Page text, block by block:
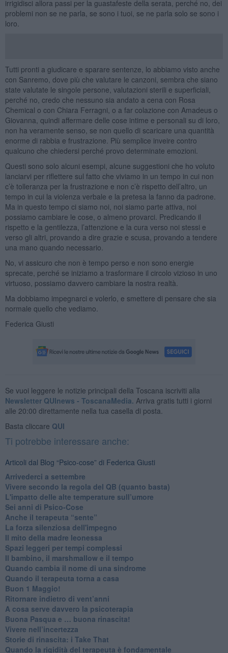
irrigidisci allora passi per la guastafeste della serata, perché no, dei
problemi non se ne parla, se sono i tuoi, se ne parla solo se sono i
loro.
Tutti pronti a giudicare e sparare sentenze, lo abbiamo visto anche
con Sanremo, dove più che valutare le canzoni, sembra che siano
state valutate le singole persone, valutazioni sterili e superficiali,
perché no, credo che nessuno sia andato a cena con Rosa
Chemical o con Chiara Ferragni, o a far colazione con Amadeus o
Giovanna, quindi affermare delle cose intime e personali su di loro,
non ha veramente senso, se non quello di scaricare una quantità
enorme di rabbia e frustrazione. Più semplice inveire contro
qualcuno che chiedersi perché provo determinate emozioni.
Questi sono solo alcuni esempi, alcune suggestioni che ho voluto
lanciarvi per riflettere sul fatto che viviamo in un tempo in cui non
c’è tolleranza per la frustrazione e non c’è rispetto dell’altro, un
tempo in cui la violenza verbale e la pretesa la fanno da padrone.
Ma in questo tempo ci siamo noi, noi siamo parte attiva, noi
possiamo cambiare le cose, o almeno provarci. Predicando il
rispetto e la gentilezza, l’attenzione e la cura verso noi stessi e
verso gli altri, provando a dire grazie e scusa, provando a tendere
una mano quando necessario.
No, vi assicuro che non è tempo perso e non sono energie
sprecate, perché se iniziamo a trasformare il circolo vizioso in uno
virtuoso, possiamo davvero cambiare la nostra realtà.
Ma dobbiamo impegnarci e volerlo, e smettere di pensare che sia
normale quello che vediamo.
Federica Giusti
Se vuoi leggere le notizie principali della Toscana iscriviti alla
Newsletter QUInews - ToscanaMedia. Arriva gratis tutti i giorni
alle 20:00 direttamente nella tua casella di posta.
Basta cliccare QUI
Ti potrebbe interessare anche:
Articoli dal Blog “Psico-cose” di Federica Giusti
​Arrivederci a settembre
​Vivere secondo la regola del QB (quanto basta)
​L'impatto delle alte temperature sull’umore
Sei anni di Psico-Cose
​Anche il terapeuta “sente”
​La forza silenziosa dell'impegno
​Il mito della madre leonessa
Spazi leggeri per tempi complessi
Il bambino, il marshmallow e il tempo
​Quando cambia il nome di una sindrome
​Quando il terapeuta torna a casa
​Buon 1 Maggio!
Ritornare indietro di vent’anni
​A cosa serve davvero la psicoterapia
​Buona Pasqua e … buona rinascita!
​Vivere nell’incertezza
​Storie di rinascita: i Take That
​Quando la rigidità del terapeuta è fondamentale